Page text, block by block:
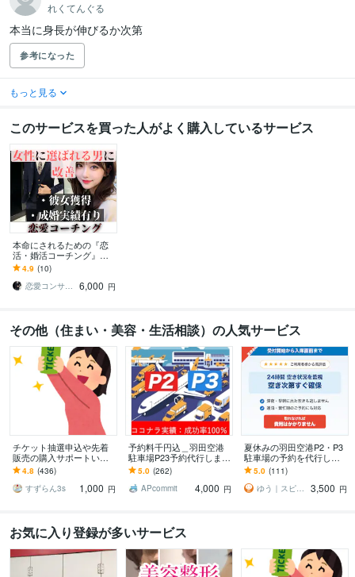
れくてんぐる
本当に身長が伸びるか次第
参考になった
もっと見る
このサービスを買った人がよく購入しているサービス
本命にされるための『恋
活・婚活コーチング』承
ります 非モテを脱出→恋
愛がうまくいかない原
因、全て洗い出します
4.9 (10)
恋愛コンサルタント 真希
6,000 円
その他（住まい・美容・生活相談）の人気サービス
チケット抽選申込や先着
販売の購入サポートいた
します 申込口数の必要な
方、チケ発が出来ない方
は是非ご連絡下さい。
4.8 (436)
すずらん3s
1,000 円
予約料千円込＿羽田空港
駐車場P23予約代行します
[実績100%※の成功率/1000
円込！]評価を参照下さい
5.0 (262)
APcommit
4,000 円
夏休みの羽田空港P2・P3
駐車場の予約を代行しま
す 手数料込み・満車もキ
ャンセル待ち対応
5.0 (111)
ゆう｜スピード予約代行
3,500 円
お気に入り登録が多いサービス